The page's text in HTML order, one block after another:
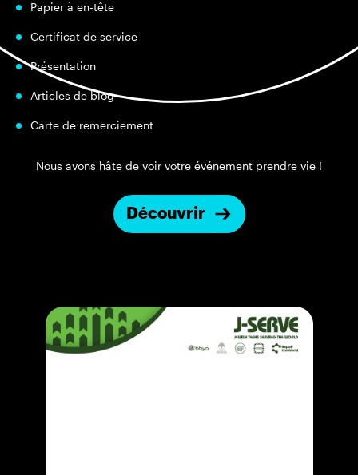
Papier à en-tête
Certificat de service
Présentation
Articles de blog
Carte de remerciement
Nous avons hâte de voir votre événement prendre vie !
Découvrir